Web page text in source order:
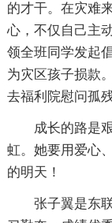
的才干。在灾难
心，不仅自己主
领全班同学发起
为灾区孩子损款
去福利院慰问孤
成长的路是
虹。她要用爱心
的明天！
张子翼是东